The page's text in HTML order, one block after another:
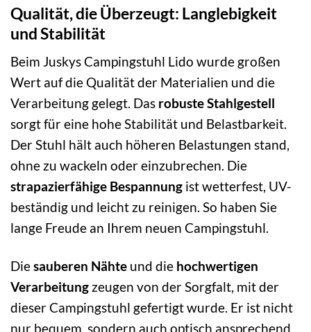
Qualität, die Überzeugt: Langlebigkeit
und Stabilität
Beim Juskys Campingstuhl Lido wurde großen
Wert auf die Qualität der Materialien und die
Verarbeitung gelegt. Das robuste Stahlgestell
sorgt für eine hohe Stabilität und Belastbarkeit.
Der Stuhl hält auch höheren Belastungen stand,
ohne zu wackeln oder einzubrechen. Die
strapazierfähige Bespannung ist wetterfest, UV-
beständig und leicht zu reinigen. So haben Sie
lange Freude an Ihrem neuen Campingstuhl.
Diesauberen Nähte und die hochwertigen
Verarbeitung zeugen von der Sorgfalt, mit der
dieser Campingstuhl gefertigt wurde. Er ist nicht
nur bequem, sondern auch optisch ansprechend.